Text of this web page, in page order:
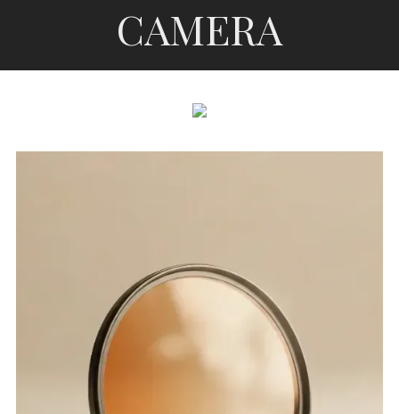
CAMERA